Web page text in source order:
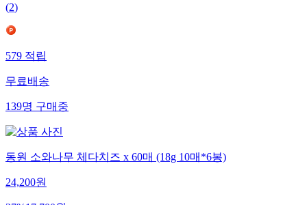
(2)
579적립
무료배송
139명구매중
동원 소와나무 체다치즈 x 60매 (18g 10매*6봉)
24,200원